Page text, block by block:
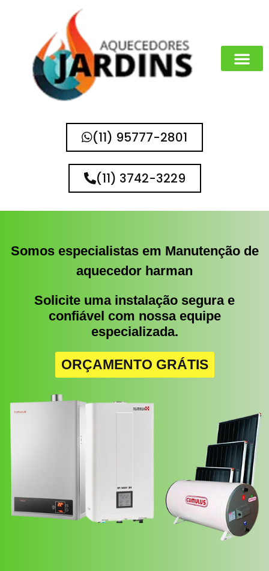
(11) 95777-2801
(11) 3742-3229
Somos especialistas em Manutenção de
aquecedor harman
Solicite uma instalação segura e
confiável com nossa equipe
especializada.
ORÇAMENTO GRÁTIS